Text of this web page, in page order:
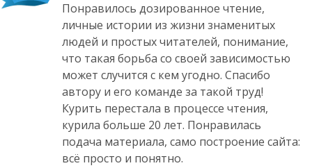
Понравилось дозированное чтение,
личные истории из жизни знаменитых
людей и простых читателей, понимание,
что такая борьба со своей зависимостью
может случится с кем угодно. Спасибо
автору и его команде за такой труд!
Курить перестала в процессе чтения,
курила больше 20 лет. Понравилась
подача материала, само построение сайта:
всё просто и понятно.